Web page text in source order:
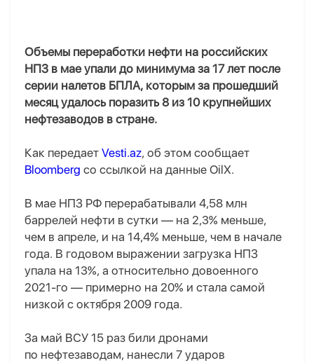
Объемы переработки нефти на российских
НПЗ в мае упали до минимума за 17 лет после
серии налетов БПЛА, которым за прошедший
месяц удалось поразить 8 из 10 крупнейших
нефтезаводов в стране.
Как передает Vesti.az, об этом сообщает
Bloomberg со ссылкой на данные OilX.
В мае НПЗ РФ перерабатывали 4,58 млн
баррелей нефти в сутки — на 2,3% меньше,
чем в апреле, и на 14,4% меньше, чем в начале
года. В годовом выражении загрузка НПЗ
упала на 13%, а относительно довоенного
2021-го — примерно на 20% и стала самой
низкой с октября 2009 года.
За май ВСУ 15 раз били дронами
по нефтезаводам, нанесли 7 ударов